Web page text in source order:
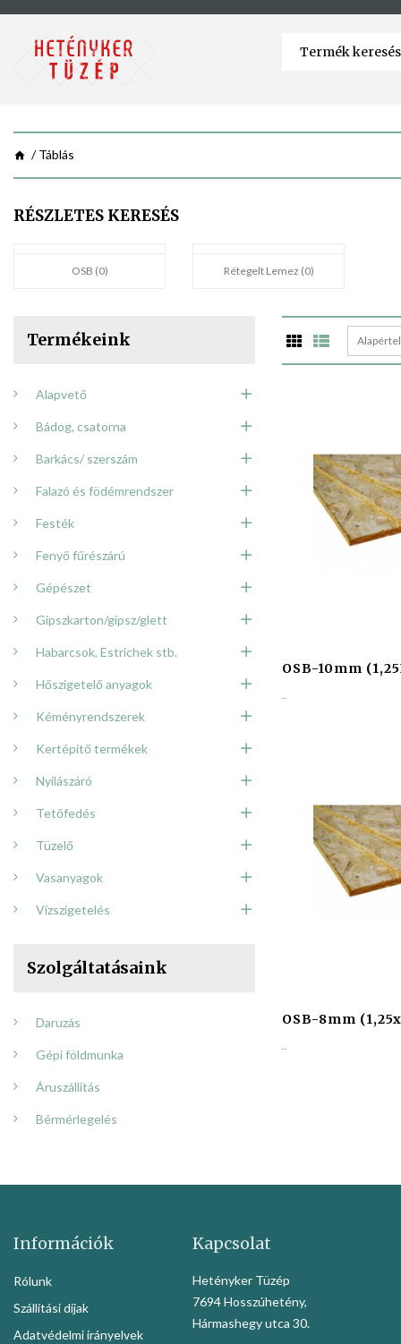
Táblás
RÉSZLETES KERESÉS
OSB (0) Rétegelt Lemez (0)
Termékeink
Alapvető
Bádog, csatorna
Barkács/ szerszám
Falazó és födémrendszer
Festék
Fenyő fűrészárú
Gépészet
Gipszkarton/gipsz/glett
Habarcsok, Estrichek stb.
Hőszigetelő anyagok
Kéményrendszerek
Kertépítő termékek
Nyílászáró
Tetőfedés
Tüzelő
Vasanyagok
Vízszigetelés
Szolgáltatásaink
Daruzás
Gépi földmunka
Áruszállítás
Bérmérlegelés
OSB-10mm
..
OSB-8mm
..
Információk
Rólunk
Szállítási díjak
Adatvédelmi irányelvek
Kapcsolat
Hetényker Tüzép
7694 Hosszúhetény,
Hármashegy utca 30.